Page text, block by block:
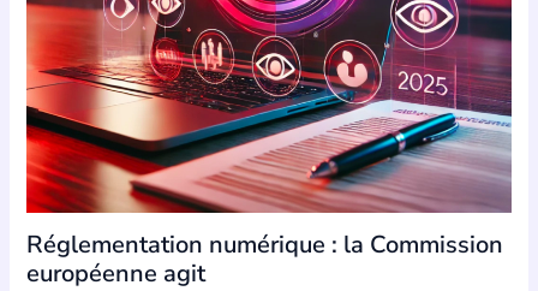
Réglementation numérique : la Commission
européenne agit